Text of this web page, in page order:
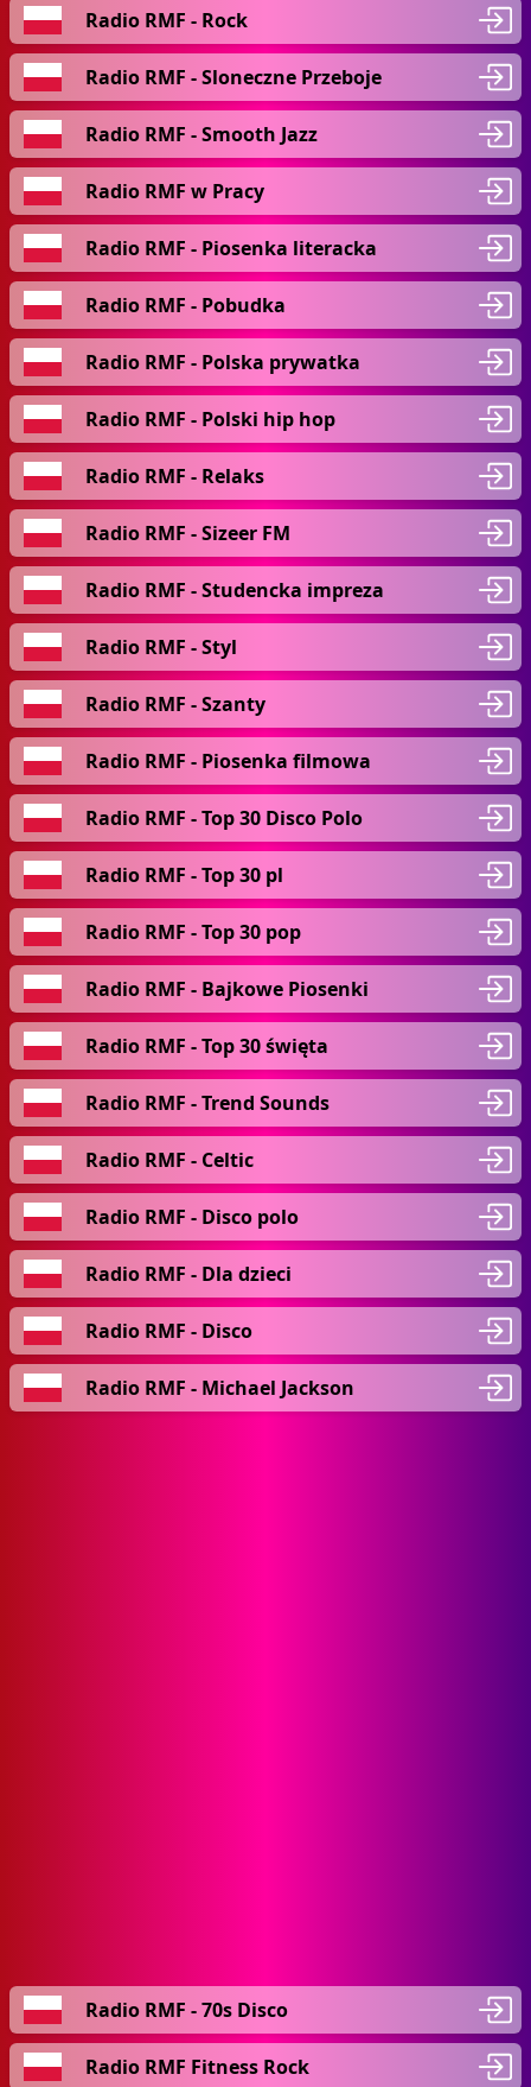
Radio RMF - Rock
Radio RMF - Sloneczne Przeboje
Radio RMF - Smooth Jazz
Radio RMF w Pracy
Radio RMF - Piosenka literacka
Radio RMF - Pobudka
Radio RMF - Polska prywatka
Radio RMF - Polski hip hop
Radio RMF - Relaks
Radio RMF - Sizeer FM
Radio RMF - Studencka impreza
Radio RMF - Styl
Radio RMF - Szanty
Radio RMF - Piosenka filmowa
Radio RMF - Top 30 Disco Polo
Radio RMF - Top 30 pl
Radio RMF - Top 30 pop
Radio RMF - Bajkowe Piosenki
Radio RMF - Top 30 święta
Radio RMF - Trend Sounds
Radio RMF - Celtic
Radio RMF - Disco polo
Radio RMF - Dla dzieci
Radio RMF - Disco
Radio RMF - Michael Jackson
Radio RMF - 70s Disco
Radio RMF Fitness Rock